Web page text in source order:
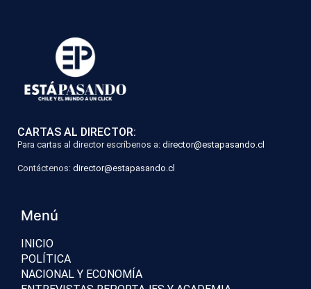
CARTAS AL DIRECTOR:
Para cartas al director escríbenos a: director@estapasando.cl
Contáctenos: director@estapasando.cl
Menú
INICIO
POLÍTICA
NACIONAL Y ECONOMÍA